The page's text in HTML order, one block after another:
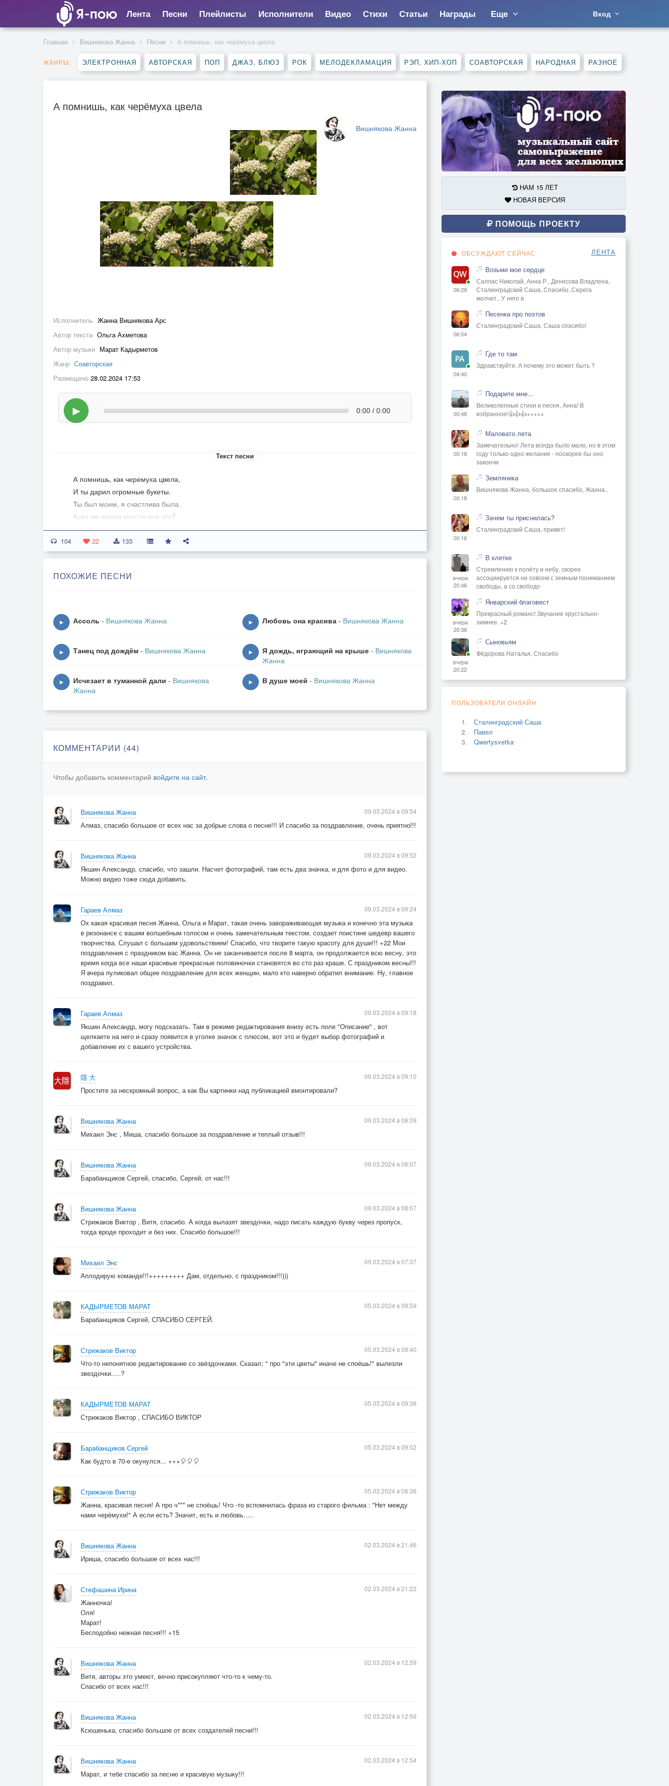
Лента Песни Плейлисты Исполнители Видео Стихи Статьи Награды Еще Вход
Главная Вишнякова Жанна Песни А помнишь, как черёмуха цвела
ЖАНРЫ: ЭЛЕКТРОННАЯ АВТОРСКАЯ ПОП ДЖАЗ, БЛЮЗ РОК МЕЛОДЕКЛАМАЦИЯ РЭП, ХИП-ХОП СОАВТОРСКАЯ НАРОДНАЯ РАЗНОЕ
А помнишь, как черёмуха цвела
Вишнякова Жанна
Исполнитель Жанна Вишнякова Арс
Автор текста Ольга Ахметова
Автор музыки Марат Кадырметов
Жанр Соавторская
Размещено 28.02.2024 17:53
▶ 0:00 / 0:00
Текст песни
А помнишь, как черемуха цвела,
И ты дарил огромные букеты.
Ты был моим, я счастлива была.
Куда же время унесло все это?
Года, года, - их не остановить.
Веретено, крутящееся ловко,
Но я в душе всё та, всё та девчонка...
Взлетаешь в небо или ходишь в море?
Ты ждал так долго моего ответа,
А я к тебе сквозь годы долго шла…
Свидетельство о публикации №109042805853
104 22 133
ПОХОЖИЕ ПЕСНИ
▶ Ассоль - Вишнякова Жанна ▶ Любовь она красива - Вишнякова Жанна
▶ Танец под дождём - Вишнякова Жанна ▶ Я дождь, играющий на крыше - Вишнякова
Жанна
▶ Исчезает в туманной дали - Вишнякова
Жанна
▶ В душе моей - Вишнякова Жанна
КОММЕНТАРИИ (44)
Чтобы добавить комментарий войдите на сайт.
Вишнякова Жанна
Алмаз, спасибо большое от всех нас за добрые слова о песне!!! И спасибо за поздравление, очень приятно!!!
09.03.2024 в 09:54
Вишнякова Жанна
Якшин Александр, спасибо, что зашли. Насчет фотографий, там есть два значка, и для фото и для видео.
Можно видео тоже сюда добавить.
09.03.2024 в 09:52
Гараев Алмаз
Ох какая красивая песня Жанна, Ольга и Марат, такая очень завораживающая музыка и конечно эта музыка
в резонансе с вашим волшебным голосом и очень замечательным текстом, создает поистине шедевр вашего
творчества. Слушал с большим удовольствием! Спасибо, что творите такую красоту для души!!! +22 Мои
поздравления с праздником вас Жанна. Он не заканчивается после 8 марта, он продолжается всю весну, это
время когда все наши красивые прекрасные половиночки становятся во сто раз краше. С праздником весны!!!
Я вчера пуликовал общее поздравление для всех женщин, мало кто наверно обратил внимание. Ну, главное
поздравил.
09.03.2024 в 09:24
Гараев Алмаз
Якшин Александр, могу подсказать. Там в режиме редактирования внизу есть поле "Описание" , вот
щелкаете на него и сразу появится в уголке значок с плюсом, вот это и будет выбор фотографий и
добавление их с вашего устройства.
09.03.2024 в 09:18
隱 大
Простите за нескромный вопрос, а как Вы картинки над публикацией вмонтировали?
09.03.2024 в 09:10
Вишнякова Жанна
Михаил Энс , Миша, спасибо большое за поздравление и теплый отзыв!!!
09.03.2024 в 08:09
Вишнякова Жанна
Барабанщиков Сергей, спасибо, Сергей, от нас!!!
09.03.2024 в 08:07
Вишнякова Жанна
Стрижаков Виктор , Витя, спасибо. А когда вылазят звездочки, надо писать каждую букву через пропуск,
тогда вроде проходит и без них. Спасибо большое!!!
09.03.2024 в 08:07
Михаил Энс
Аплодирую команде!!!+++++++++ Дам, отдельно, с праздником!!!)))
09.03.2024 в 07:37
КАДЫРМЕТОВ МАРАТ
Барабанщиков Сергей, СПАСИБО СЕРГЕЙ.
05.03.2024 в 09:59
Стрижаков Виктор
Что-то непонятное редактирование со звёздочками. Сказал; " про "эти цветы" иначе не споёшь!" вылезли
звездочки.....?
05.03.2024 в 09:40
КАДЫРМЕТОВ МАРАТ
Стрижаков Виктор , СПАСИБО ВИКТОР
05.03.2024 в 09:36
Барабанщиков Сергей
Как будто в 70-е окунулся... +++🎈🎈🎈
05.03.2024 в 09:02
Стрижаков Виктор
Жанна, красивая песня! А про ч*** не споёшь! Что -то вспомнилась фраза из старого фильма : "Нет между
нами черёмухи!" А если есть? Значит, есть и любовь.....
05.03.2024 в 08:36
Вишнякова Жанна
Ириша, спасибо большое от всех нас!!!
02.03.2024 в 21:46
Стефашина Ирина
Жанночка!
Оля!
Марат!
Бесподобно нежная песня!!! +15
02.03.2024 в 21:22
Вишнякова Жанна
Витя, авторы это умеют, вечно присокупляют что-то к чему-то.
Спасибо от всех нас!!!
02.03.2024 в 12:59
Вишнякова Жанна
Ксюшенька, спасибо большое от всех создателей песни!!!
02.03.2024 в 12:56
Вишнякова Жанна
Марат, и тебе спасибо за песню и красивую музыку!!!
02.03.2024 в 12:54
НАМ 15 ЛЕТ
НОВАЯ ВЕРСИЯ
ПОМОЩЬ ПРОЕКТУ
ОБСУЖДАЮТ СЕЙЧАС ЛЕНТА
06:29
Возьми мое сердце
Саллас Николай, Анна Р., Денисова Владлена,
Сталинградский Саша, Спасибо..Серега
молчит.. У него в
06:04
Песенка про поэтов
Сталинградский Саша, Саша спасибо!
04:40
Где то там
Здравствуйте. А почему это может быть ?
00:48
Подарите мне...
Великолепные стихи и песня, Анна! В
избранное!👍👍👍+++++
00:18
Маловато лета
Замечательно! Лета всегда было мало, но в этом
году только одно желание - поскорее бы оно
закончи
00:18
Земляника
Вишнякова Жанна, большое спасибо, Жанна..
00:16
Зачем ты приснилась?
Сталинградский Саша, привет!
вчера
20:46
В клетке
Стремлению к полёту и небу, скорее
ассоциируется не совсем с земным пониманием
свободы, а со свободо
вчера
20:36
Январский благовест
Прекрасный романс! Звучание хрустально-
зимнее. +2
вчера
20:22
Сыновьям
Фёдорова Наталья, Спасибо
ПОЛЬЗОВАТЕЛИ ОНЛАЙН
Сталинградский Саша
Павел
Qwertysvetka